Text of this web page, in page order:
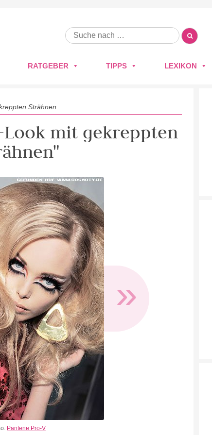
RATGEBER TIPPS LEXIKON
Strähnen
mit gekreppten
»
Pantene Pro-V